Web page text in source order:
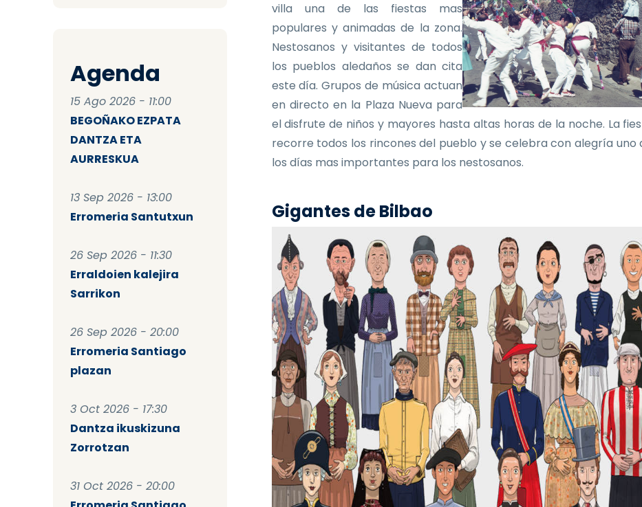
Agenda
15 Ago 2026 - 11:00
BEGOÑAKO EZPATA
DANTZA ETA
AURRESKUA
13 Sep 2026 - 13:00
Erromeria Santutxun
26 Sep 2026 - 11:30
Erraldoien kalejira
Sarrikon
26 Sep 2026 - 20:00
Erromeria Santiago
plazan
3 Oct 2026 - 17:30
Dantza ikuskizuna
Zorrotzan
31 Oct 2026 - 20:00
villa una de las fiestas mas
populares y animadas de la zona.
Nestosanos y visitantes de todos
los pueblos aledaños se dan cita
este día. Grupos de música actuan
en directo en la Plaza Nueva para
el disfrute de niños y mayores hasta altas horas de la noche. La
recorre todos los rincones del pueblo y se celebra con alegría uno
los días mas importantes para los nestosanos.
Gigantes de Bilbao